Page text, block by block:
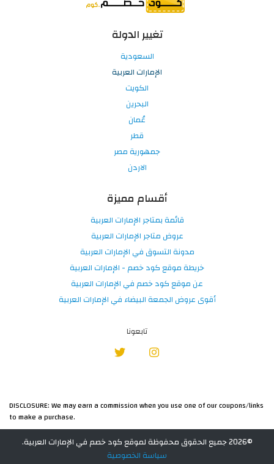
تغيير الدولة
السعودية
الإمارات العربية
الكويت
البحرين
عُمان
قطر
جمهورية مصر
الاردن
أقسام مميزة
قائمة بمتاجر الإمارات العربية
عروض متاجر الإمارات العربية
مدونة التسوق في الإمارات العربية
خريطة موقع كود خصم - الإمارات العربية
عن موقع كود خصم في الإمارات العربية
أقوى عروض الجمعة البيضاء في الإمارات العربية
تابعونا
DISCLOSURE: We may earn a commission when you use one of our coupons/links
to make a purchase.
©2026 جميع الحقوق محفوظة لموقع كود خصم في الإمارات العربية.
سياسة الخصوصية